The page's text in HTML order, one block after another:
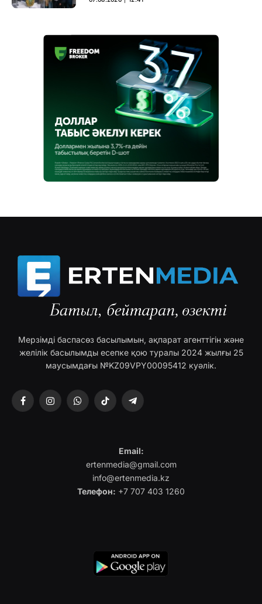
Мерзімді баспасөз басылымын, ақпарат агенттігін және
желілік басылымды есепке қою туралы 2024 жылғы 25
маусымдағы №KZ09VPY00095412 куәлік.
FacebookInstagramWhatsAppTikTok Telegram
Email:
ertenmedia@gmail.com
info@ertenmedia.kz
Телефон: +7 707 403 1260